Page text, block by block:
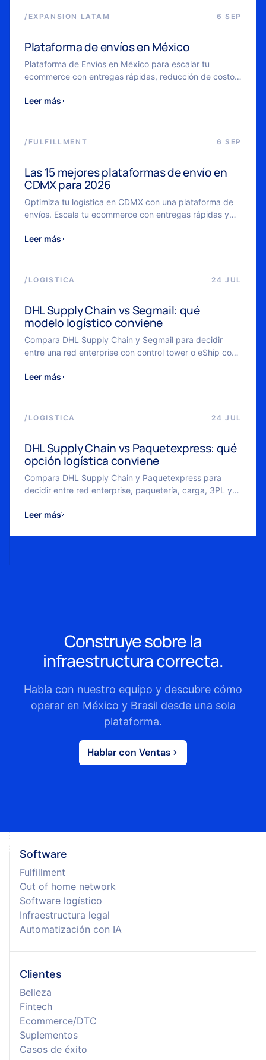
/ EXPANSION LATAM 6 SEP
Plataforma de envíos en México
Plataforma de Envíos en México para escalar tu
ecommerce con entregas rápidas, reducción de costos
Leer más
/ FULFILLMENT 6 SEP
Las 15 mejores plataformas de envío en
CDMX para 2026
Optimiza tu logística en CDMX con una plataforma de
envíos. Escala tu ecommerce con entregas rápidas y
Leer más
/ LOGISTICA 24 JUL
DHL Supply Chain vs Segmail: qué
modelo logístico conviene
Compara DHL Supply Chain y Segmail para decidir
entre una red enterprise con control tower o eShip con
Leer más
/ LOGISTICA 24 JUL
DHL Supply Chain vs Paquetexpress: qué
opción logística conviene
Compara DHL Supply Chain y Paquetexpress para
decidir entre red enterprise, paquetería, carga, 3PL y
Leer más
Construye sobre la
infraestructura correcta.
Habla con nuestro equipo y descubre cómo
operar en México y Brasil desde una sola
plataforma.
Hablar con Ventas
Software
Fulfillment
Out of home network
Software logístico
Infraestructura legal
Automatización con IA
Clientes
Belleza
Fintech
Ecommerce/DTC
Suplementos
Casos de éxito